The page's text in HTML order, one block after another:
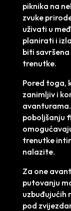
piknika na
zvuke
uživati u
planirati i
biti
trenutke.
Pored toga,
zanimljiv i
avanturama.
poboljšanju
trenutke
nalazite.
Za one
putovanju
uzbuđujućih
pod